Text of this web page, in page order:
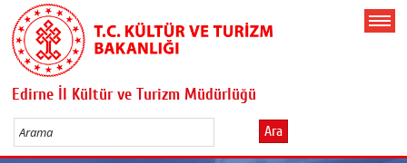
Edirne İl Kültür ve Turizm Müdürlüğü
Ara